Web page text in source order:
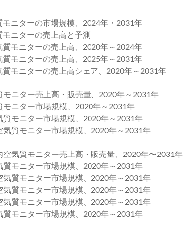
モニターの市場規模、2024年・2031年
モニターの売上高と予測
モニターの売上高、2020年～2024年
モニターの売上高、2025年～2031年
モニターの売上高シェア、2020年～2031年
ニター売上高・販売量、2020年～2031年
ニター市場規模、2020年～2031年
モニター市場規模、2020年～2031年
質モニター市場規模、2020年～2031年
気質モニター売上高・販売量、2020年〜2031年
モニター市場規模、2020年～2031年
質モニター市場規模、2020年～2031年
質モニター市場規模、2020年～2031年
質モニター市場規模、2020年～2031年
モニター市場規模、2020年～2031年